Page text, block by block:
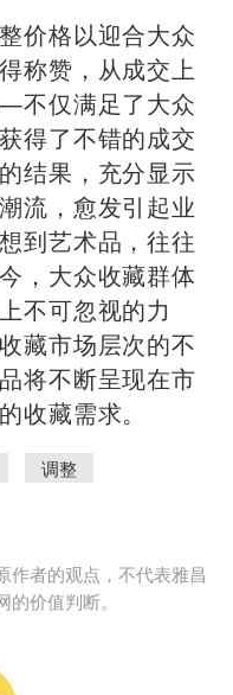
格以迎合大众
称赞，从成交上
不仅满足了大众
得了不错的成交
结果，充分显示
流，愈发引起业
到艺术品，往往
，大众收藏群体
不可忽视的力
藏市场层次的不
将不断呈现在市
收藏需求。
调整
作者的观点，不代表雅昌
价值判断。